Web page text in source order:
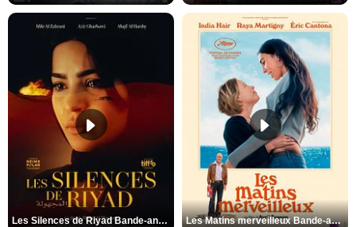
Les Silences de Riyad Bande-annonce VO STFR Les Matins merveilleux Bande-annonce VF